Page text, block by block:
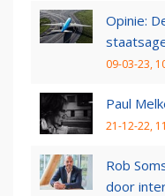
Opinie:
09-03-23,
Paul
21-12-22,
Rob
door